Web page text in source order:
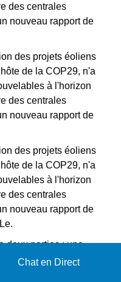
des centrales
nouveau rapport de
des projets éoliens
de la COP29, n'a
à l'horizon
des centrales
nouveau rapport de
des projets éoliens
de la COP29, n'a
à l'horizon
des centrales
nouveau rapport de
deux parties : une
de l’énergie
Chat en Direct